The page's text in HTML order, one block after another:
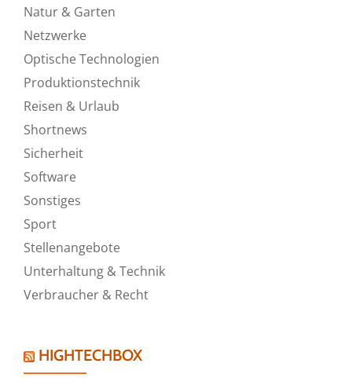
Natur & Garten
Netzwerke
Optische Technologien
Produktionstechnik
Reisen & Urlaub
Shortnews
Sicherheit
Software
Sonstiges
Sport
Stellenangebote
Unterhaltung & Technik
Verbraucher & Recht
HIGHTECHBOX